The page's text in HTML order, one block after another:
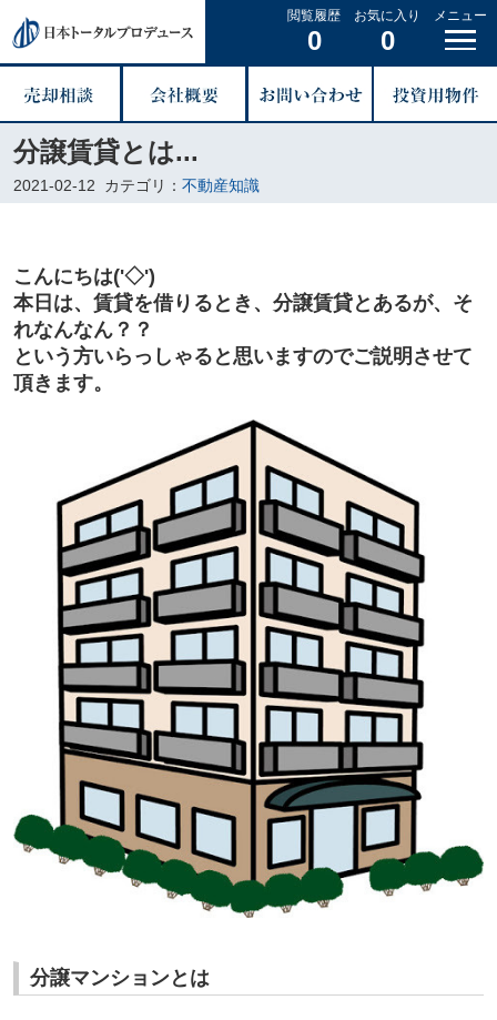
閲覧履歴
0
お気に入り
0
メニュー
分譲賃貸とは...
2021-02-12 カテゴリ： 不動産知識
こんにちは('◇')ゞ
本日は、賃貸を借りるとき、分譲賃貸とあるが、そ
れなんなん？？
という方いらっしゃると思いますのでご説明させて
頂きます。
分譲マンションとは